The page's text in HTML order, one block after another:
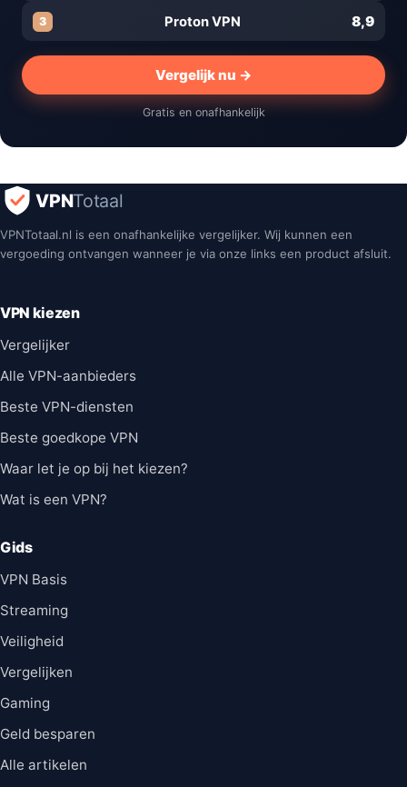
3 Proton VPN 8,9
Vergelijk nu →
Gratis en onafhankelijk
VPNTotaal
VPNTotaal.nl is een onafhankelijke vergelijker. Wij kunnen een
vergoeding ontvangen wanneer je via onze links een product afsluit.
VPN kiezen
Vergelijker
Alle VPN-aanbieders
Beste VPN-diensten
Beste goedkope VPN
Waar let je op bij het kiezen?
Wat is een VPN?
Gids
VPN Basis
Streaming
Veiligheid
Vergelijken
Gaming
Geld besparen
Alle artikelen